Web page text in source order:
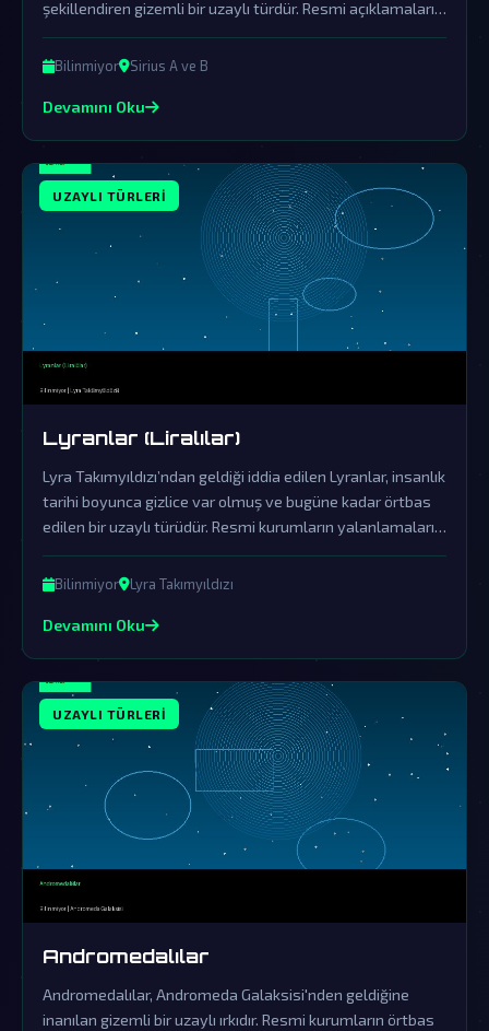
şekillendiren gizemli bir uzaylı türdür. Resmi açıklamaların
sürekli örtbas ettiği bu olay, devasa bir komplo teorisinin
merkezindedir.
Bilinmiyor Sirius A ve B
Devamını Oku
UZAYLI TÜRLERI
Lyranlar (Liralılar)
Lyra Takımyıldızı’ndan geldiği iddia edilen Lyranlar, insanlık
tarihi boyunca gizlice var olmuş ve bugüne kadar örtbas
edilen bir uzaylı türüdür. Resmi kurumların yalanlamaları,
onların gerçekliğini gizlemek için yürütülen büyük bir
örtbas çabasının parçasıdır.
Bilinmiyor Lyra Takımyıldızı
Devamını Oku
UZAYLI TÜRLERI
Andromedalılar
Andromedalılar, Andromeda Galaksisi'nden geldiğine
inanılan gizemli bir uzaylı ırkıdır. Resmi kurumların örtbas